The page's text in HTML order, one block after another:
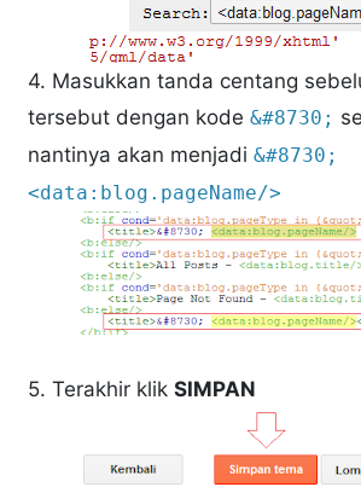
4. Masukkan tanda centang
tersebut dengan kode&#8730;
nantinya akan menjadi&#8730;
<data:blog.pageName/>
5. Terakhir klikSIMPAN